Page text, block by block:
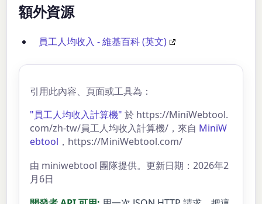
額外資源
員工人均收入 - 維基百科 (英文)
引用此內容、頁面或工具為：
"員工人均收入計算機" 於 https://MiniWebtool.
com/zh-tw/員工人均收入計算機/，來自 MiniW
ebtool ，https://MiniWebtool.com/
由 miniwebtool 團隊提供。更新日期：2026年2
月6日